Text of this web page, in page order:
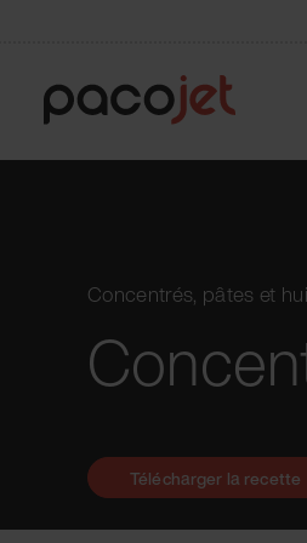
Concentrés, pâtes et
Télécharger la recette